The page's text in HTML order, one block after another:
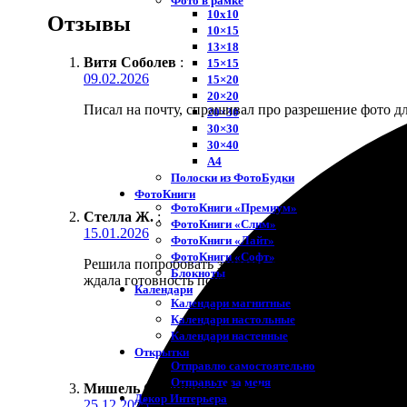
10х10
10×15
13×18
15×15
15×20
20×20
20×30
30×30
30×40
A4
Полоски из ФотоБудки
ФотоКниги
ФотоКниги «Премиум»
ФотоКниги «Слим»
ФотоКниги «Лайт»
ФотоКниги «Софт»
Блокноты
Календари
Календари магнитные
Календари настольные
Календари настенные
Открытки
Отправлю самостоятельно
Отправьте за меня
Декор Интерьера
Отзывы
Витя Соболев :
09.02.2026
Писал на почту, спрашивал про разрешение фото
Стелла Ж. :
15.01.2026
Решила попробовать заказать фотокнигу про
ждала готовность почти две недели, думала, будет
Мишель Скрябина : ★ ★ ★ ★